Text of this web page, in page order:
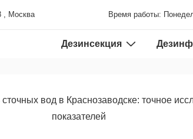
, Москва Время работы:
Дезинсекция
вод в Краснозаводске: точное
показателей